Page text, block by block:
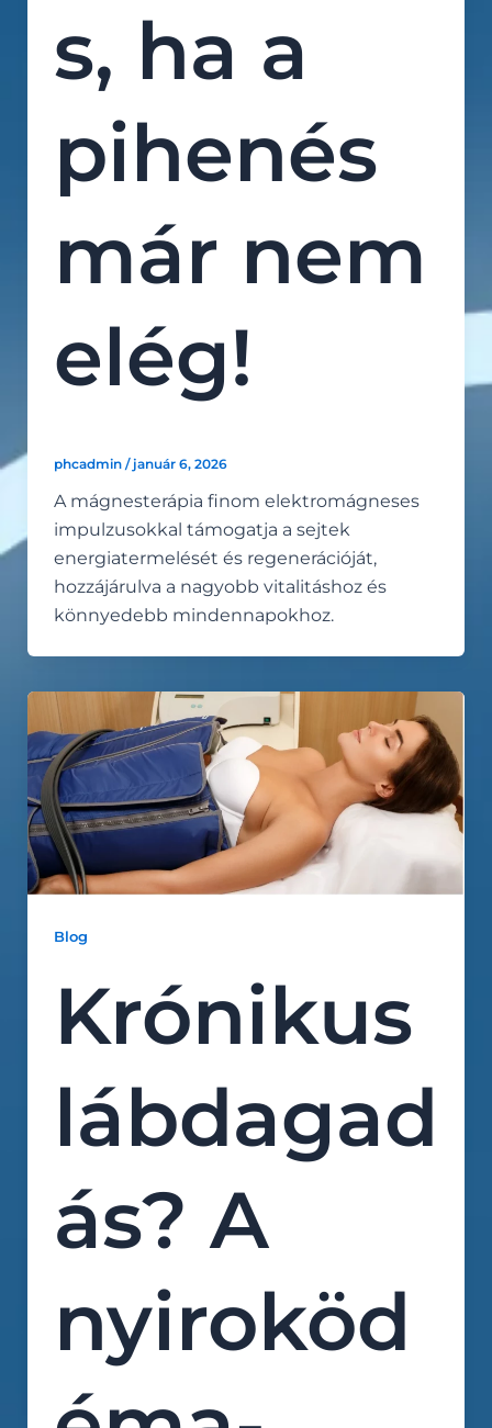
s, ha a
pihenés
már nem
elég!
phcadmin / január 6, 2026
A mágnesterápia finom elektromágneses
impulzusokkal támogatja a sejtek
energiatermelését és regenerációját,
hozzájárulva a nagyobb vitalitáshoz és
könnyedebb mindennapokhoz.
Blog
Krónikus
lábdagad
ás? A
nyiroköd